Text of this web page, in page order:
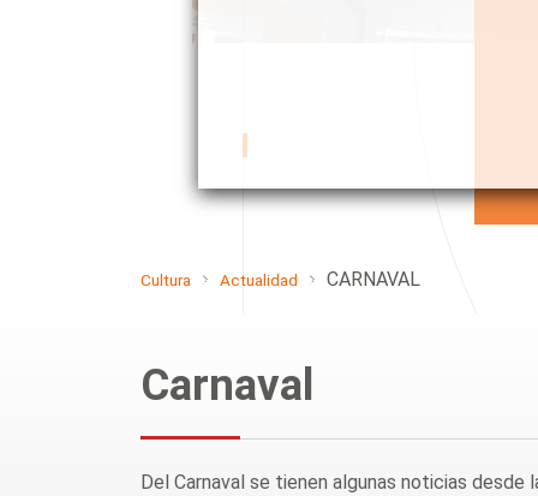
Cultura Actualidad CARNAVAL
Carnaval
Del Carnaval se tienen algunas noticias